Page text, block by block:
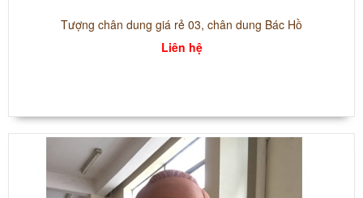
Tượng chân dung giá rẻ 03, chân dung Bác Hồ
Liên hệ